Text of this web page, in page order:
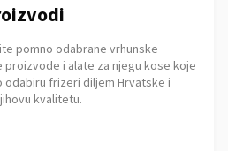
pomno odabrane vrhunske
i alate za njegu kose koje
odabiru frizeri diljem Hrvatske i
kvalitetu.